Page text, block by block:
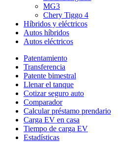
MG3
Chery Tiggo 4
Híbridos y eléctricos
Autos híbridos
Autos eléctricos
Patentamiento
Transferencia
Patente bimestral
Llenar el tanque
Cotizar seguro auto
Comparador
Calcular préstamo prendario
Carga EV en casa
Tiempo de carga EV
Estadísticas